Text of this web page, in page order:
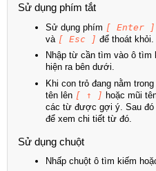
Sử dụng phím tắt
Sử dụng phím [ Enter ]
và [ Esc ] để thoát khỏi.
Nhập từ cần tìm vào ô
hiện ra bên dưới.
Khi con trỏ đang nằm
tên lên [ ↑ ] hoặc mũi
các từ được gợi ý. Sau đó
để xem chi tiết từ đó.
Sử dụng chuột
Nhấp chuột ô tìm kiếm